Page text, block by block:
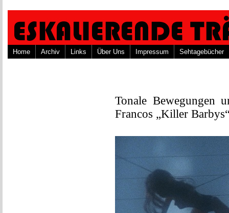
Home Archiv Links Über Uns Impressum Sehtagebücher
Tonale Bewegungen
Francos „Killer